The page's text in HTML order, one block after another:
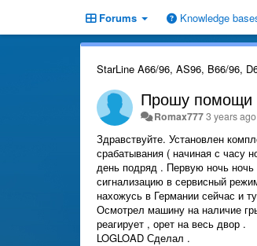
Forums Knowledge
StarLine A66/96, AS96, B66/96,
Прошу помощи
Romax7773 years ago
Здравствуйте. Установлен
срабатывания ( начиная с часу
день подряд . Первую ночь
сигнализацию в сервисный
нахожусь в Германии сейчас и
Осмотрел машину на наличие
реагирует , орет на весь двор .
LOGLOAD Сделал .